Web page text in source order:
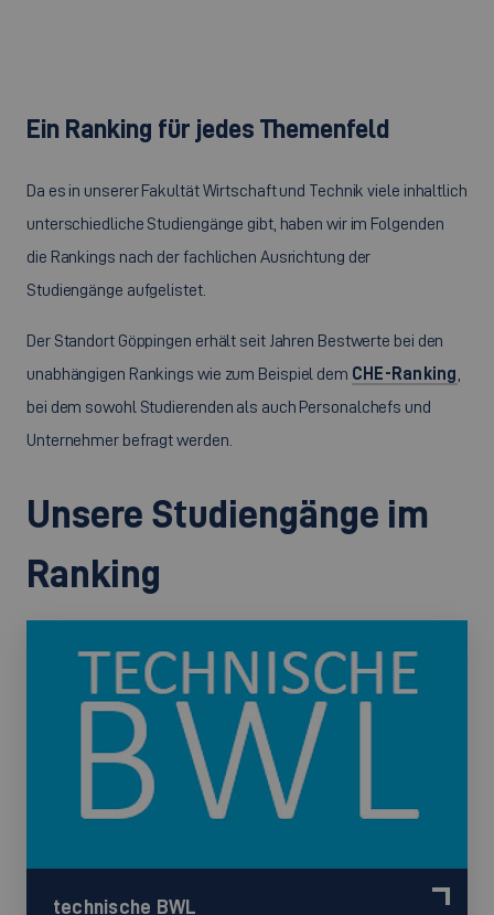
Ein Ranking für jedes Themenfeld
Da es in unserer Fakultät Wirtschaft und Technik viele inhaltlich
unterschiedliche Studiengänge gibt, haben wir im Folgenden
die Rankings nach der fachlichen Ausrichtung der
Studiengänge aufgelistet.
Der Standort Göppingen erhält seit Jahren Bestwerte bei den
unabhängigen Rankings wie zum Beispiel dem CHE-Ranking
bei dem sowohl Studierenden als auch Personalchefs und
Unternehmer befragt werden.
Unsere Studiengänge im
Ranking
technische BWL